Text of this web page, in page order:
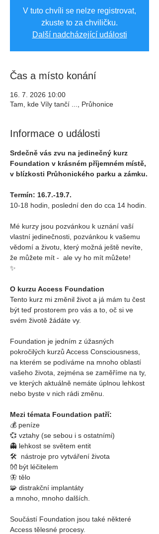
V tuto chvíli se nelze registrovat,
zkuste to za chviličku.
Další nadcházející události
Čas a místo konání
16. 7. 2026 10:00
Tam, kde Víly tančí ..., Průhonice
Informace o události
Srdečně vás zvu na jedinečný kurz
Foundation v krásném příjemném místě,
v blízkosti Průhonického parku a zámku.
Termín: 16.7.-19.7.
10-18 hodin, poslední den do cca 14 hodin.
Mé kurzy jsou pozvánkou k uznání vaší
vlastní jedinečnosti, pozvánkou k vašemu
vědomí a životu, který možná ještě nevíte,
že můžete mít -  ale vy ho mít můžete!
✨
O kurzu Access Foundation
Tento kurz mi změnil život a já mám tu čest
být teď prostorem pro vás a to, oč si ve
svém životě žádáte vy.
Foundation je jedním z úžasných
pokročilých kurzů Access Consciousness,
na kterém se podíváme na mnoho oblastí
vašeho života, zejména se zaměříme na ty,
ve kterých aktuálně nemáte úplnou lehkost
nebo byste v nich rádi změnu.
Mezi témata Foundation patří:
💰 peníze
💞 vztahy (se sebou i s ostatními)
👻 lehkost se světem entit
🛠  nástroje pro vytváření života
👐 být léčitelem
🦋 tělo
🧩 distrakční implantáty
a mnoho, mnoho dalších.
Součástí Foundation jsou také některé
Access tělesné procesy.